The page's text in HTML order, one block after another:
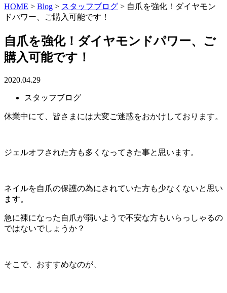
HOME > Blog > スタッフブログ > 自爪を強化！ダイヤモン
ドパワー、ご購入可能です！
自爪を強化！ダイヤモンドパワー、ご
購入可能です！
2020.04.29
スタッフブログ
休業中にて、皆さまには大変ご迷惑をおかけしております。
ジェルオフされた方も多くなってきた事と思います。
ネイルを自爪の保護の為にされていた方も少なくないと思い
ます。
急に裸になった自爪が弱いようで不安な方もいらっしゃるの
ではないでしょうか？
そこで、おすすめなのが、